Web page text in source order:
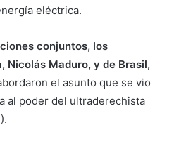
eléctrica.
conjuntos, los
Nicolás Maduro, y de Brasil,
el asunto que se vio
al poder del ultraderechista